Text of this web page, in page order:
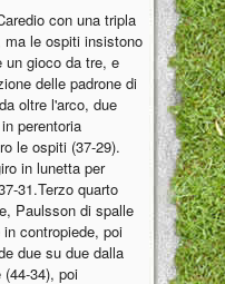
con una tripla
le ospiti insistono
un gioco da tre, e
delle padrone di
oltre l'arco, due
perentoria
le ospiti (37-29).
in lunetta per
31.Terzo quarto
Paulsson di spalle
contropiede, poi
due su due dalla
34), poi